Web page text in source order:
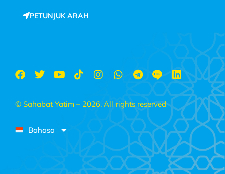
PETUNJUK ARAH
© Sahabat Yatim – 2026. All rights reserved
Bahasa